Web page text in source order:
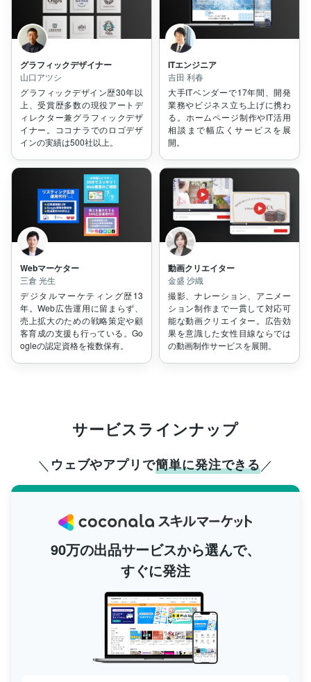
グラフィックデザイナー
山口アツシ
グラフィックデザイン歴30年以
上、受賞歴多数の現役アートデ
ィレクター兼グラフィックデザ
イナー。ココナラでのロゴデザ
インの実績は500社以上。
ITエンジニア
吉田 利春
大手ITベンダーで17年間、開発
業務やビジネス立ち上げに携わ
る。ホームページ制作やIT活用
相談まで幅広くサービスを展
開。
Webマーケター
三倉 光生
デジタルマーケティング歴13
年。Web広告運用に留まらず、
売上拡大のための戦略策定や顧
客育成の支援も行っている。Go
ogleの認定資格を複数保有。
動画クリエイター
金盛 沙織
撮影、ナレーション、アニメー
ション制作まで一貫して対応可
能な動画クリエイター。広告効
果を意識した女性目線ならでは
の動画制作サービスを展開。
サービスラインナップ
ウェブやアプリで簡単に発注できる
90万の出品サービスから選んで、
すぐに発注